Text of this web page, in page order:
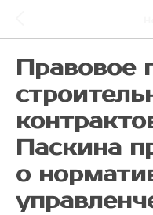
Правовое
Паскина
о